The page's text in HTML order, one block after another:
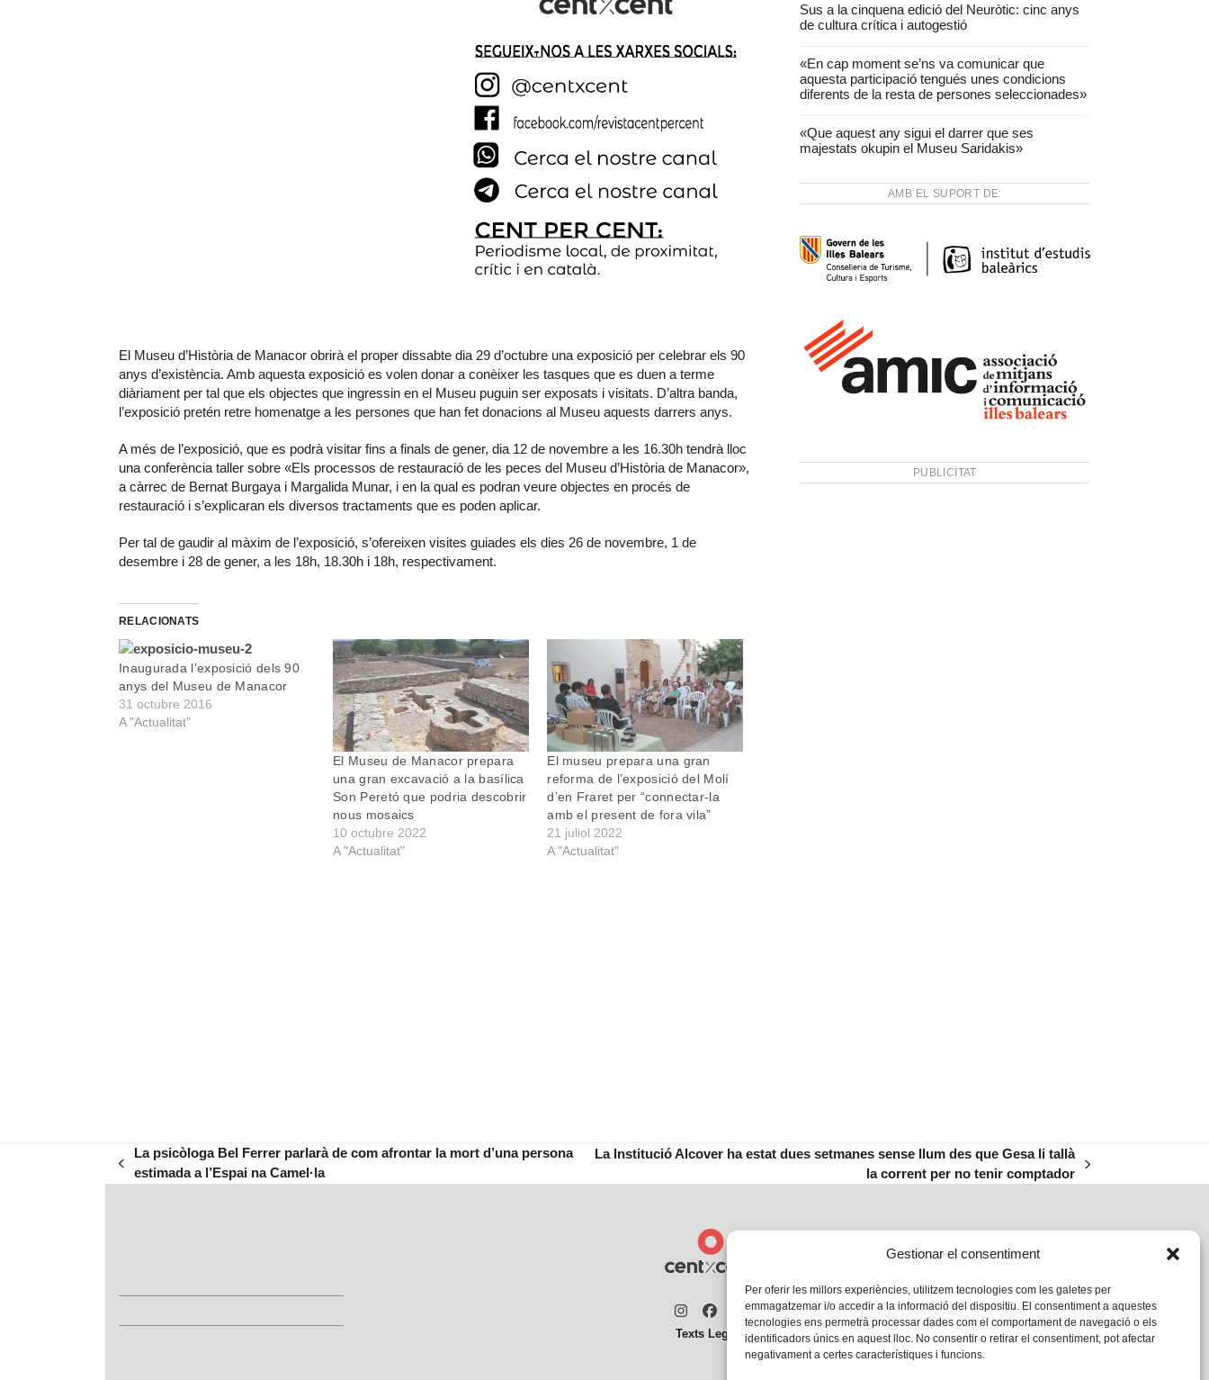
Gestionar el consentiment
Per oferir les millors experiències, utilitzem tecnologies com les galetes per
emmagatzemar i/o accedir a la informació del dispositiu. El consentiment a aquestes
tecnologies ens permetrà processar dades com el comportament de navegació o els
identificadors únics en aquest lloc. No consentir o retirar el consentiment, pot afectar
negativament a certes característiques i funcions.
El Museu d’Història de Manacor obrirà el proper dissabte dia 29 d’octubre una exposició per celebrar els 90
anys d’existència. Amb aquesta exposició es volen donar a conèixer les tasques que es duen a terme
diàriament per tal que els objectes que ingressin en el Museu puguin ser exposats i visitats. D’altra banda,
l’exposició pretén retre homenatge a les persones que han fet donacions al Museu aquests darrers anys.
A més de l’exposició, que es podrà visitar fins a finals de gener, dia 12 de novembre a les 16.30h tendrà lloc
una conferència taller sobre «Els processos de restauració de les peces del Museu d’Història de Manacor»,
a càrrec de Bernat Burgaya i Margalida Munar, i en la qual es podran veure objectes en procés de
restauració i s’explicaran els diversos tractaments que es poden aplicar.
Per tal de gaudir al màxim de l’exposició, s’ofereixen visites guiades els dies 26 de novembre, 1 de
desembre i 28 de gener, a les 18h, 18.30h i 18h, respectivament.
RELACIONATS
Inaugurada l’exposició dels 90
anys del Museu de Manacor
31 octubre 2016
A "Actualitat"
El Museu de Manacor prepara
una gran excavació a la basílica
Son Peretó que podria descobrir
nous mosaics
10 octubre 2022
A "Actualitat"
El museu prepara una gran
reforma de l’exposició del Molí
d’en Fraret per “connectar-la
amb el present de fora vila”
21 juliol 2022
A "Actualitat"
Sus a la cinquena edició del Neuròtic: cinc anys
de cultura crítica i autogestió
«En cap moment se’ns va comunicar que
aquesta participació tengués unes condicions
diferents de la resta de persones seleccionades»
«Que aquest any sigui el darrer que ses
majestats okupin el Museu Saridakis»
AMB EL SUPORT DE:
PUBLICITAT
previous
La psicòloga Bel Ferrer parlarà de com afrontar la mort d’una persona
estimada a l’Espai na Camel·la
La Institució Alcover ha estat dues setmanes sense llum des que Gesa li tallà
la corrent per no tenir comptador
Instagram
Facebook
Twitter
Texts Legals